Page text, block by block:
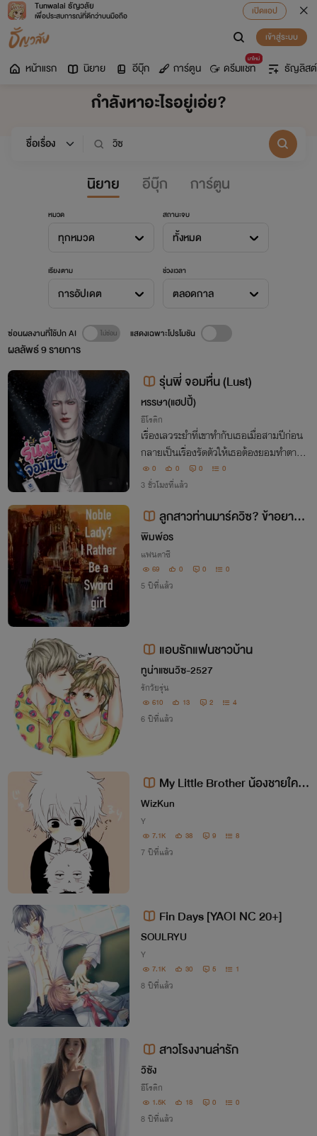
Tunwalai ธัญวลัย
เพื่อประสบการณ์ที่ดีกว่าบนมือถือ
เปิดแอป
เข้าสู่ระบบ
หน้าแรก นิยาย อีบุ๊ก การ์ตูน
มาใหม่
ดรีมแชท ธัญลิสต์
กำลังหาอะไรอยู่เอ่ย?
นิยาย อีบุ๊ก การ์ตูน
หมวด
ทุกหมวด
สถานะจบ
ทั้งหมด
เรียงตาม
การอัปเดต
ช่วงเวลา
ตลอดกาล
ผลลัพธ์9รายการ
ซ่อนผลงานที่ใช้ปก AI แสดงเฉพาะโปรโมชัน
รุ่นพี่ จอมหื่น (Lust)
หรรษา(แฮปปี้)
อีโรติก
เรื่องเลวระยำที่เขาทำกับเธอเมื่อสามปีก่อน
กลายเป็นเรื่องรัดตัวให้เธอต้องยอมทำตามเ
ขาทุกอย่าง! “หยุดพูด เมื่อสามปีก่อนคืออะไร
ฉันจำไม่ได้”/ “ถ้าจำเรื่องเมื่อสามปีก่อนไม่ได้
0 0 0 0
3 ชั่วโมงที่แล้ว
ลูกสาวท่านมาร์ควิซ? ข้าอยากเ
ป็นนักดาบมากกว่า
พิมพ์อร
แฟนตาซี
69 0 0 0
5 ปีที่แล้ว
แอบรักแฟนชาวบ้าน
ทูน่าแซนวิซ-2527
รักวัยรุ่น
610 13 2 4
6 ปีที่แล้ว
My Little Brother น้องชายใครไ
ม่รู้...น่ารักซะไม่มี
WizKun
Y
7.1K 38 9 8
7 ปีที่แล้ว
Fin Days [YAOI NC 20+]
SOULRYU
Y
7.1K 30 5 1
8 ปีที่แล้ว
สาวโรงงานล่ารัก
วิซัง
อีโรติก
1.5K 18 0 0
8 ปีที่แล้ว